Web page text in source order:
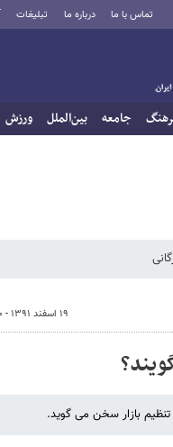
تماس با ما درباره ما تبلیغات
جامعه بین‌الملل ورزش
۱۹ اسفند ۱۳۹۱ - ۱۹:۰۰
بازار سخن می گوید.